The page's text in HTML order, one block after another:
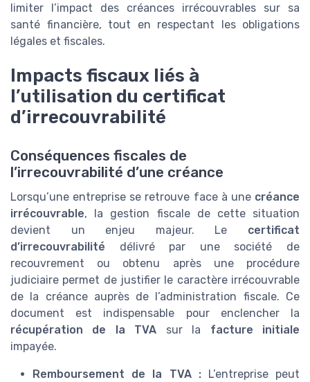
limiter l’impact des créances irrécouvrables sur sa
santé financière, tout en respectant les obligations
légales et fiscales.
Impacts fiscaux liés à
l’utilisation du certificat
d’irrecouvrabilité
Conséquences fiscales de
l’irrecouvrabilité d’une créance
Lorsqu’une entreprise se retrouve face à une créance
irrécouvrable, la gestion fiscale de cette situation
devient un enjeu majeur. Le certificat
d’irrecouvrabilité délivré par une société de
recouvrement ou obtenu après une procédure
judiciaire permet de justifier le caractère irrécouvrable
de la créance auprès de l’administration fiscale. Ce
document est indispensable pour enclencher la
récupération de la TVA sur la facture initiale
impayée.
Remboursement de la TVA :L’entreprise peut